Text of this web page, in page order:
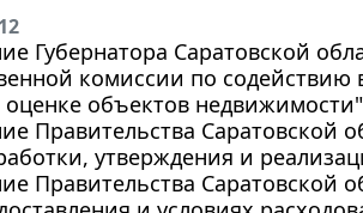
Губернатора Саратовской
комиссии по содействию
оценке объектов недвижимости"
Правительства Саратовской
утверждения и
Правительства Саратовской